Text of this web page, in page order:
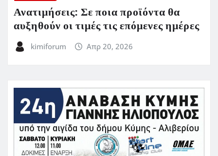
Ανατιμήσεις: Σε ποια προϊόντα θα
αυξηθούν οι τιμές τις επόμενες ημέρες
kimiforum Απρ 20, 2026